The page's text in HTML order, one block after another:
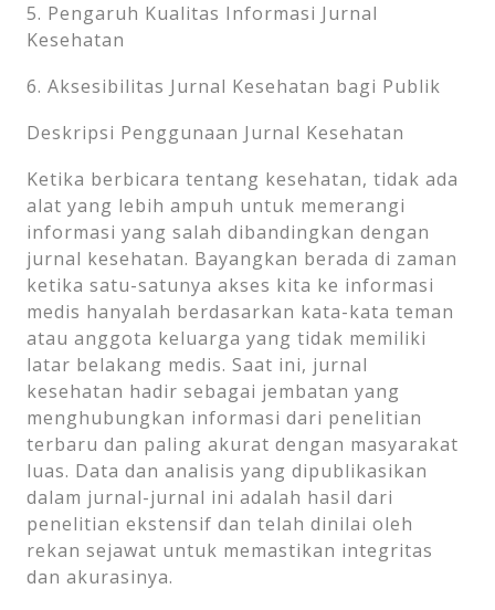
5. Pengaruh Kualitas Informasi Jurnal
Kesehatan
6. Aksesibilitas Jurnal Kesehatan bagi Publik
Deskripsi Penggunaan Jurnal Kesehatan
Ketika berbicara tentang kesehatan, tidak ada
alat yang lebih ampuh untuk memerangi
informasi yang salah dibandingkan dengan
jurnal kesehatan. Bayangkan berada di zaman
ketika satu-satunya akses kita ke informasi
medis hanyalah berdasarkan kata-kata teman
atau anggota keluarga yang tidak memiliki
latar belakang medis. Saat ini, jurnal
kesehatan hadir sebagai jembatan yang
menghubungkan informasi dari penelitian
terbaru dan paling akurat dengan masyarakat
luas. Data dan analisis yang dipublikasikan
dalam jurnal-jurnal ini adalah hasil dari
penelitian ekstensif dan telah dinilai oleh
rekan sejawat untuk memastikan integritas
dan akurasinya.